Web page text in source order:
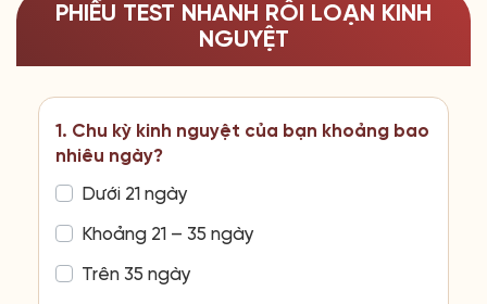
PHIẾU TEST NHANH RỐI LOẠN KINH
NGUYỆT
1. Chu kỳ kinh nguyệt của bạn khoảng bao
nhiêu ngày?
Dưới 21 ngày
Khoảng 21 – 35 ngày
Trên 35 ngày